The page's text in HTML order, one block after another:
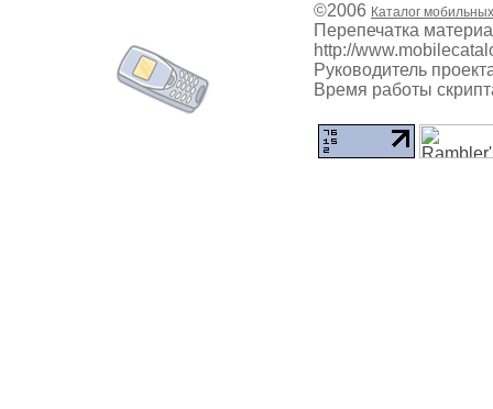
©2006 Каталог
Перепечатка
http://
Руководитель
Время работы